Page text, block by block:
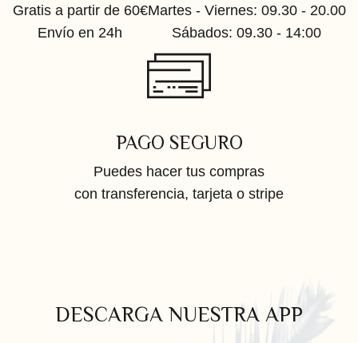
Gratis a partir de 60€
Envío en 24h
Martes - Viernes: 09.30 - 20.00
Sábados: 09.30 - 14:00
PAGO SEGURO
Puedes hacer tus compras
con transferencia, tarjeta o stripe
DESCARGA NUESTRA APP